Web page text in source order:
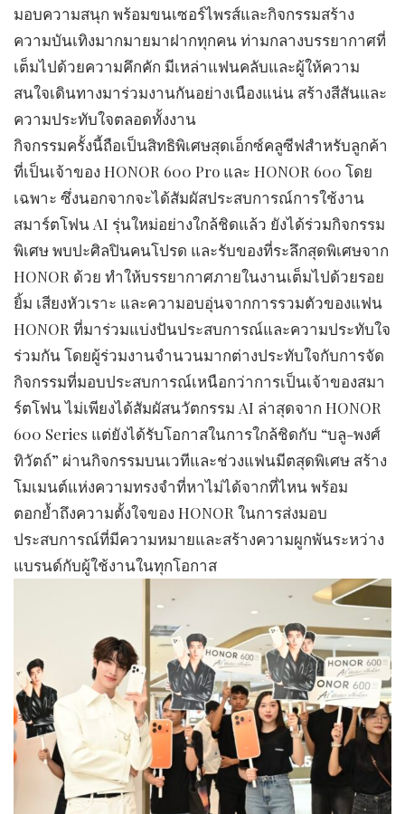
มอบความสนุก พร้อมขนเซอร์ไพรส์และกิจกรรมสร้าง
ความบันเทิงมากมายมาฝากทุกคน ท่ามกลางบรรยากาศที่
เต็มไปด้วยความคึกคัก มีเหล่าแฟนคลับและผู้ให้ความ
สนใจเดินทางมาร่วมงานกันอย่างเนืองแน่น สร้างสีสันและ
ความประทับใจตลอดทั้งงาน
กิจกรรมครั้งนี้ถือเป็นสิทธิพิเศษสุดเอ็กซ์คลูซีฟสำหรับลูกค้า
ที่เป็นเจ้าของ HONOR 600 Pro และ HONOR 600 โดย
เฉพาะ ซึ่งนอกจากจะได้สัมผัสประสบการณ์การใช้งาน
สมาร์ตโฟน AI รุ่นใหม่อย่างใกล้ชิดแล้ว ยังได้ร่วมกิจกรรม
พิเศษ พบปะศิลปินคนโปรด และรับของที่ระลึกสุดพิเศษจาก
HONOR ด้วย ทำให้บรรยากาศภายในงานเต็มไปด้วยรอย
ยิ้ม เสียงหัวเราะ และความอบอุ่นจากการรวมตัวของแฟน
HONOR ที่มาร่วมแบ่งปันประสบการณ์และความประทับใจ
ร่วมกัน โดยผู้ร่วมงานจำนวนมากต่างประทับใจกับการจัด
กิจกรรมที่มอบประสบการณ์เหนือกว่าการเป็นเจ้าของสมา
ร์ตโฟน ไม่เพียงได้สัมผัสนวัตกรรม AI ล่าสุดจาก HONOR
600 Series แต่ยังได้รับโอกาสในการใกล้ชิดกับ “บลู-พงศ์
ทิวัตถ์” ผ่านกิจกรรมบนเวทีและช่วงแฟนมีตสุดพิเศษ สร้าง
โมเมนต์แห่งความทรงจำที่หาไม่ได้จากที่ไหน พร้อม
ตอกย้ำถึงความตั้งใจของ HONOR ในการส่งมอบ
ประสบการณ์ที่มีความหมายและสร้างความผูกพันระหว่าง
แบรนด์กับผู้ใช้งานในทุกโอกาส